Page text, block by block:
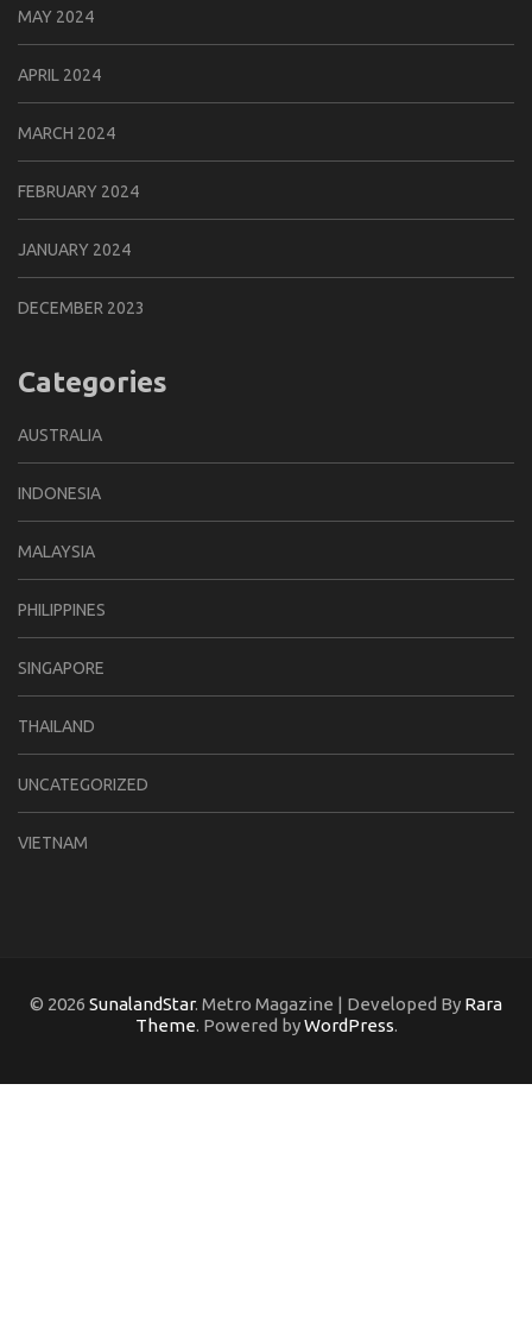
MAY 2024
APRIL 2024
MARCH 2024
FEBRUARY 2024
JANUARY 2024
DECEMBER 2023
Categories
AUSTRALIA
INDONESIA
MALAYSIA
PHILIPPINES
SINGAPORE
THAILAND
UNCATEGORIZED
VIETNAM
© 2026 SunalandStar. Metro Magazine | Developed By Rara
Theme. Powered byWordPress.